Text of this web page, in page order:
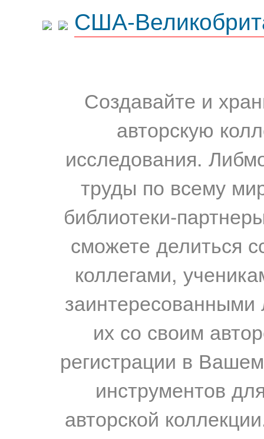
США-
Создавайте и
авторскую
исследования.
труды по всему
библиотеки-
сможете делиться
коллегами,
их со своим
регистрации в
инструментов
авторской